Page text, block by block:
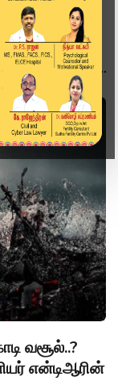
வசூல்..?
என்டிஆரின்